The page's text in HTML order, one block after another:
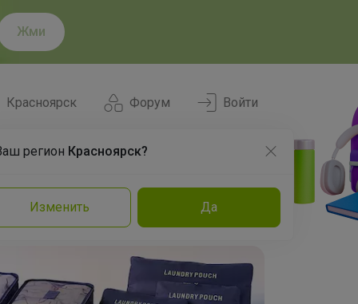
Жми
Форум
Красноярск
регион Красноярск?
Изменить Да
Войти
Команда Эксперты